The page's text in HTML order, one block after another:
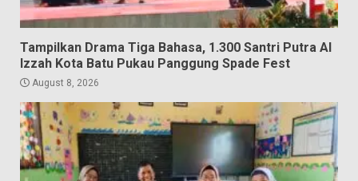
Tampilkan Drama Tiga Bahasa, 1.300 Santri Putra Al
Izzah Kota Batu Pukau Panggung Spade Fest
August 8, 2026